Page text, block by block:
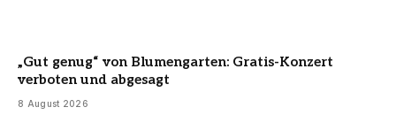
„Gut genug“ von Blumengarten: Gratis-Konzert
verboten und abgesagt
8 August 2026